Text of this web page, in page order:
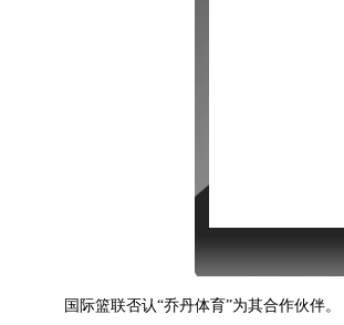
国际篮联否认“乔丹体育”为其合作伙伴。